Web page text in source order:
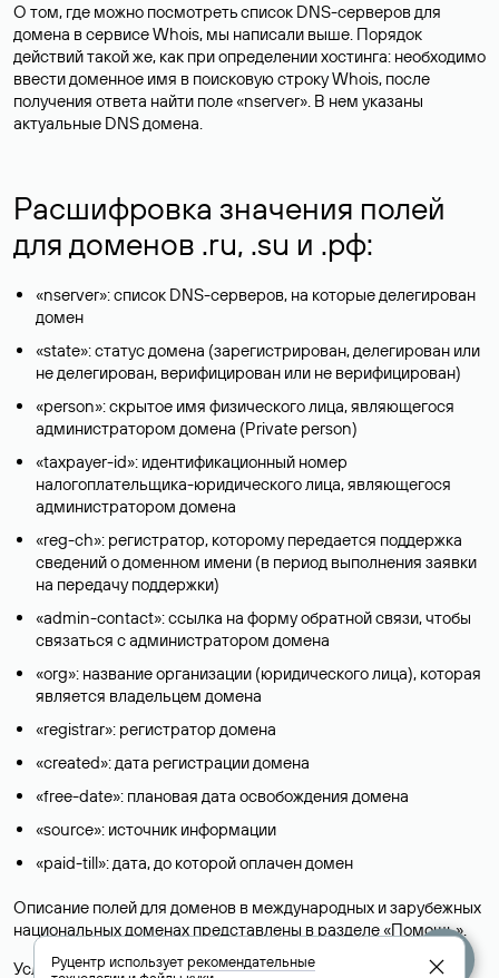
О том, где можно посмотреть список DNS-серверов для
домена в сервисе Whois, мы написали выше. Порядок
действий такой же, как при определении хостинга: необходимо
ввести доменное имя в поисковую строку Whois, после
получения ответа найти поле «nserver». В нем указаны
актуальные DNS домена.
Расшифровка значения полей
для доменов .ru, .su и .рф:
«nserver»: список DNS-серверов, на которые делегирован
домен
«state»: статус домена (зарегистрирован, делегирован или
не делегирован, верифицирован или не верифицирован)
«person»: скрытое имя физического лица, являющегося
администратором домена (Privatе person)
«taxpayer-id»: идентификационный номер
налогоплательщика-юридического лица, являющегося
администратором домена
«reg-ch»: регистратор, которому передается поддержка
сведений о доменном имени (в период выполнения заявки
на передачу поддержки)
«admin-contact»: ссылка на форму обратной связи, чтобы
связаться с администратором домена
«org»: название организации (юридического лица), которая
является владельцем домена
«registrar»: регистратор домена
«created»: дата регистрации домена
«free-date»: плановая дата освобождения домена
«source»: источник информации
«paid-till»: дата, до которой оплачен домен
Описание полей для доменов в международных и зарубежных
национальных доменах представлены в разделе «Помощь».
Условия использования Whois-сервиса
Руцентр используетрекомендательные